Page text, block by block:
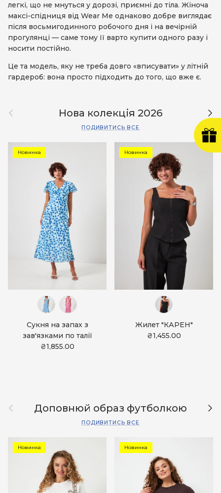
легкі, що не мнуться у дорозі, приємні до тіла. Жіноча
максі-спідниця від Wear Me однаково добре виглядає
після восьмигодинного робочого дня і на вечірній
прогулянці — саме тому її варто купити одного разу і
носити постійно.
Це та модель, яку не треба довго «вписувати» у літній
гардероб: вона просто підходить до того, що вже є.
Назад Нова колекція 2026
ПОДИВИТИСЬ ВСЕ
Новинка
Сукня на запах з
зав'язками по талії
₴1,855.00
Новинка
Жилет "КАРЕН"
₴1,455.00
Назад Доповнюй образ футболкою
ПОДИВИТИСЬ ВСЕ
Новинка Новинка